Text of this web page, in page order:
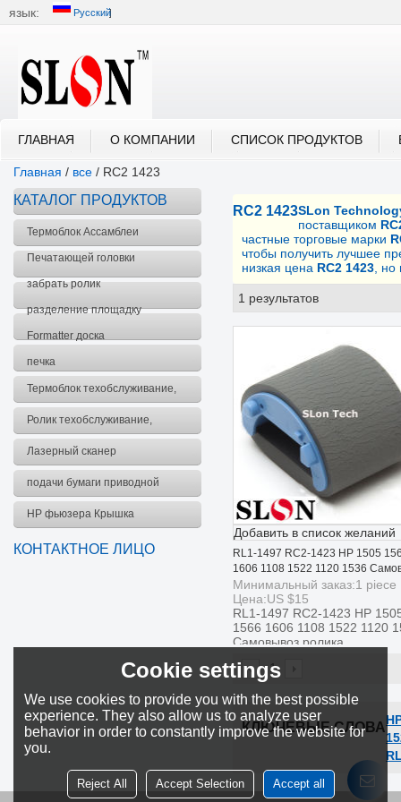
язык: Русский
ГЛАВНАЯ О КОМПАНИИ СПИСОК ПРОДУКТОВ
Главная / все / RC2 1423
КАТАЛОГ ПРОДУКТОВ
Термоблок Ассамблеи
Печатающей головки
забрать ролик
разделение площадку
Formatter доска
печка
Термоблок техобслуживание,
комплект
Ролик техобслуживание,
комплект
Лазерный сканер
подачи бумаги приводной
ремень
HP фьюзера Крышка
КОНТАКТНОЕ ЛИЦО
RC2 1423SLon
поставщиком
частные торговые марки
чтобы получить лучшее
низкая цена RC2 1423 ,
1 результатов
Добавить в список желаний
RL1-1497 RC2-1423 HP 1505
1606 1108 1522 1120 1536
ролика
Минимальный заказ:1 piece
Цена:US $15
RL1-1497 RC2-1423 HP
1566 1606 1108 1522 1120
Самовывоз ролика
1
КЛЮЧЕВЫЕ СЛОВА
Cookie settings
We use cookies to provide you with the best possible
experience. They also allow us to analyze user
behavior in order to constantly improve the website for
you.
Reject All Accept Selection Accept all